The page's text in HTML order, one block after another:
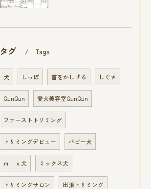
タグ Tags
犬 しっぽ 首をかしげる しぐさ
QunQun 愛犬美容室QunQun
ファーストトリミング
トリミングデビュー パピー犬
ｍｉｘ犬 ミックス犬
トリミングサロン 出張トリミング